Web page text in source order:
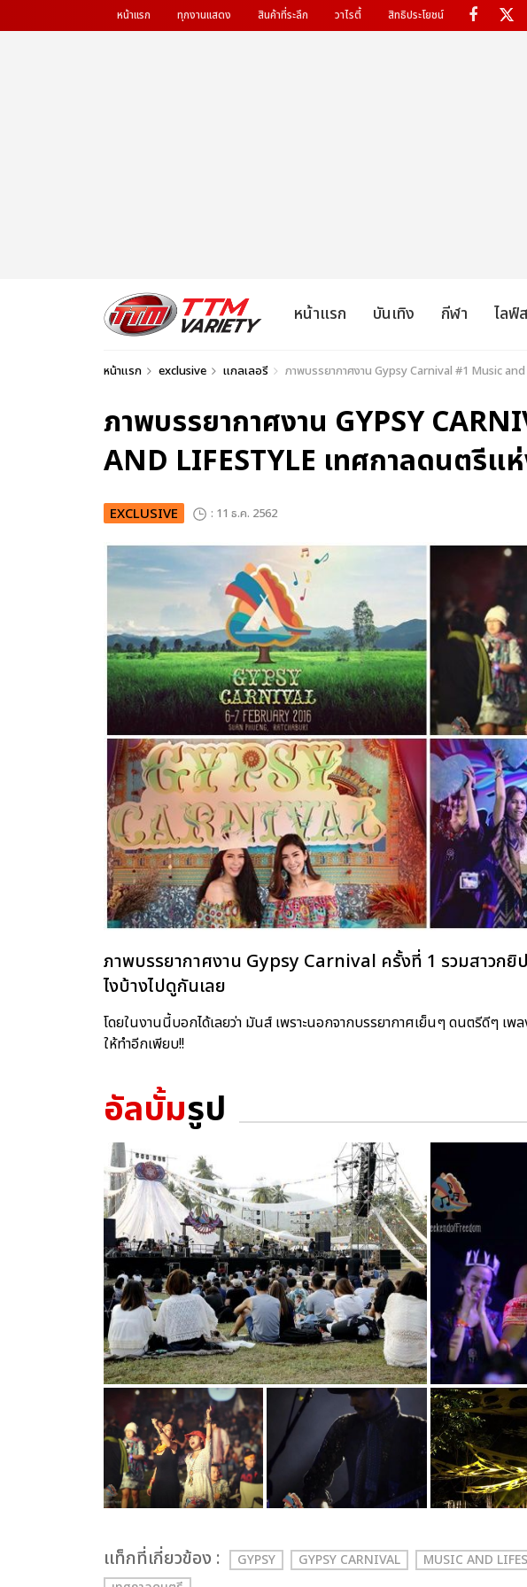
หน้าแรก ทุกงานแสดง สินค้าที่ระลึก วาไรตี้ สิทธิประโยชน์
หน้าแรก บันเทิง กีฬา ไลฟ์
หน้าแรก exclusive แกลเลอรี ภาพบรรยากาศงาน Gypsy Carnival #1 Music
ภาพบรรยากาศงาน GYPSY
AND LIFESTYLE เทศกาลดนตรีแ
EXCLUSIVE : 11 ธ.ค. 2562
ภาพบรรยากาศงาน Gypsy Carnival ครั้งที่ 1 รวมสาวกยิป
ไงบ้างไปดูกันเลย
โดยในงานนี้บอกได้เลยว่า มันส์ เพราะนอกจากบรรยากาศเย็นๆ ดนตรีดีๆ เ
ให้ทำอีกเพียบ!!
อัลบั้มรูป
เเท็กที่เกี่ยวข้อง : GYPSY GYPSY CARNIVAL MUSIC AND